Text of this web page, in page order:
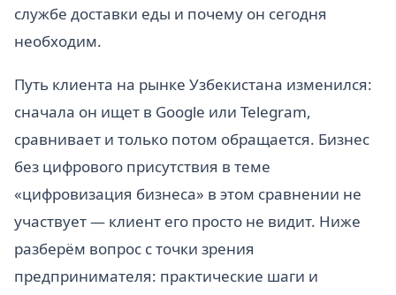
службе доставки еды и почему он сегодня
необходим.
Путь клиента на рынке Узбекистана изменился:
сначала он ищет в Google или Telegram,
сравнивает и только потом обращается. Бизнес
без цифрового присутствия в теме
«цифровизация бизнеса» в этом сравнении не
участвует — клиент его просто не видит. Ниже
разберём вопрос с точки зрения
предпринимателя: практические шаги и